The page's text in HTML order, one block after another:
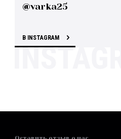
@varka25
В INSTAGRAM